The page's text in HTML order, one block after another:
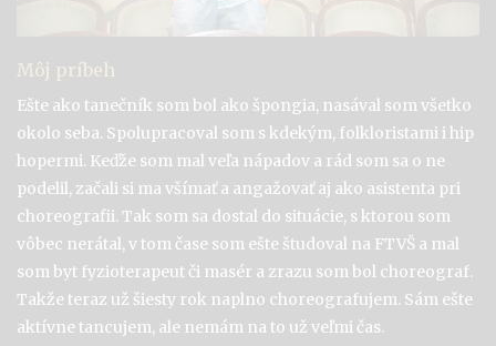
Môj príbeh
Ešte ako tanečník som bol ako špongia, nasával som všetko
okolo seba. Spolupracoval som s kdekým, folkloristami i hip
hopermi. Keďže som mal veľa nápadov a rád som sa o ne
podelil, začali si ma všímať a angažovať aj ako asistenta pri
choreografii. Tak som sa dostal do situácie, s ktorou som
vôbec nerátal, v tom čase som ešte študoval na FTVŠ a mal
som byt fyzioterapeut či masér a zrazu som bol choreograf.
Takže teraz už šiesty rok naplno choreografujem. Sám ešte
aktívne tancujem, ale nemám na to už veľmi čas.